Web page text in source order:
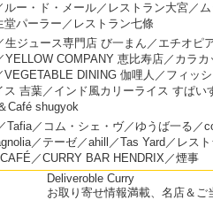
ルー・ド・メール／レストラン大宮／ム
堂パーラー／レストラン七條
生ジュース専門店 び一まん／エチオピ
YELLOW COMPANY 恵比寿店／カラカ
VEGETABLE DINING 伽哩人／フィッ
ス 吉葉／インド風カリーライス すぱい
Café shugyok
Tafia／コム・シェ・ヴ／ゆうば一る／
／テーゼ／ahill／Tas Yard／レス
／CURRY BAR HENDRIX／煙事
Deliveroble Curry
お取り寄せ情報満載、名店＆ご